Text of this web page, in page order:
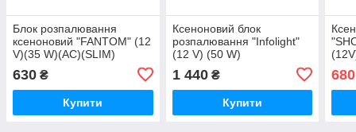
Блок розпалювання
ксеноновий "FANTOM" (12
V)(35 W)(AC)(SLIM)
630 ₴
Купити
Ксеноновий блок
розпалювання "Infolight"
(12 V) (50 W)
1 440₴
Купити
680